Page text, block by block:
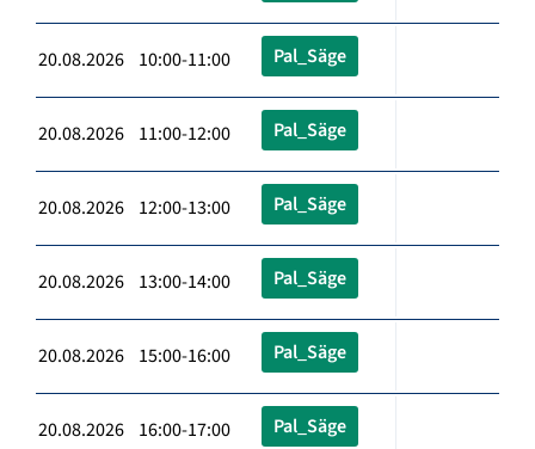
20.08.2026 10:00-11:00 Pal_Säge
20.08.2026 11:00-12:00 Pal_Säge
20.08.2026 12:00-13:00 Pal_Säge
20.08.2026 13:00-14:00 Pal_Säge
20.08.2026 15:00-16:00 Pal_Säge
20.08.2026 16:00-17:00 Pal_Säge